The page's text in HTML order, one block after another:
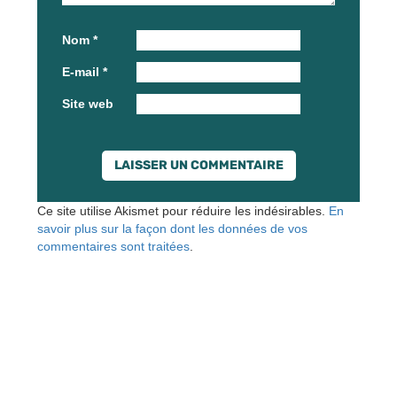
Nom *
E-mail *
Site web
Ce site utilise Akismet pour réduire les indésirables. En
savoir plus sur la façon dont les données de vos
commentaires sont traitées